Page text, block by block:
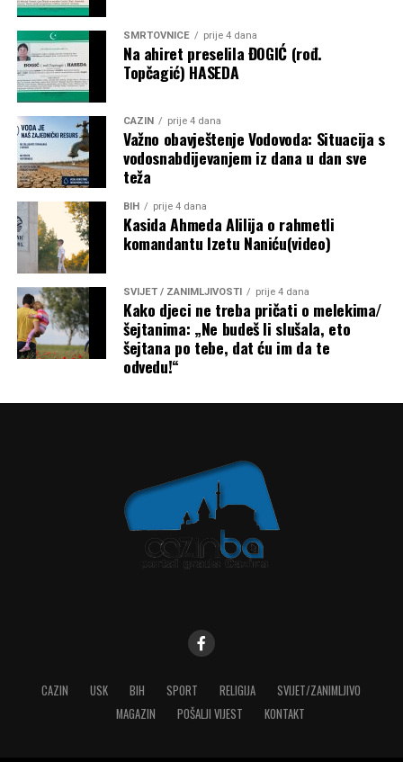
Share
Share
Tweet Share
SMRTOVNICE prije 4 dana
Na ahiret preselila ĐOGIĆ (rođ.
Topčagić) HASEDA
CAZIN prije 4 dana
Važno obavještenje Vodovoda: Situacija s
vodosnabdijevanjem iz dana u dan sve
teža
BIH prije 4 dana
Kasida Ahmeda Alilija o rahmetli
komandantu Izetu Naniću(video)
SVIJET / ZANIMLJIVOSTI prije 4 dana
Kako djeci ne treba pričati o melekima/
šejtanima: „Ne budeš li slušala, eto
šejtana po tebe, dat ću im da te
odvedu!“
CAZIN USK BIH SPORT RELIGIJA
SVIJET/ZANIMLJIVO
MAGAZIN
POŠALJI VIJEST KONTAKT